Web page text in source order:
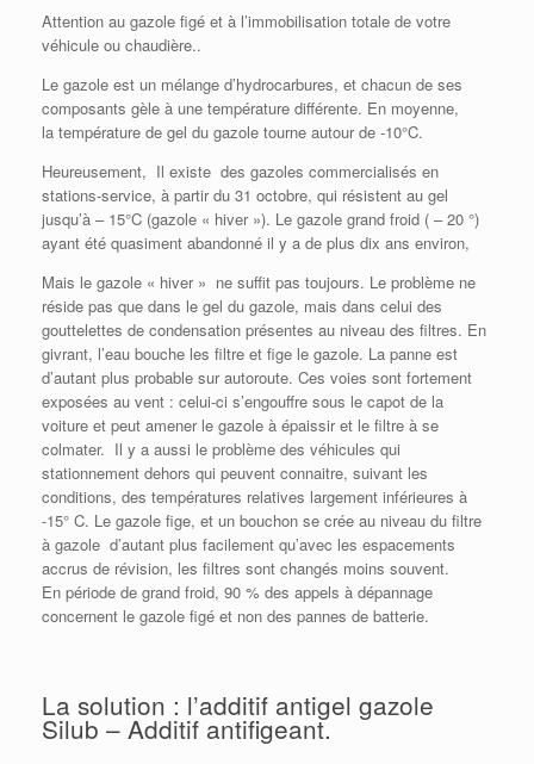
Attention au gazole figé et à l’immobilisation totale de votre
véhicule ou chaudière..
Le gazole est un mélange d’hydrocarbures, et chacun de ses
composants gèle à une température différente. En moyenne,
la température de gel du gazole tourne autour de -10°C.
Heureusement, Il existe des gazoles commercialisés en
stations-service, à partir du 31 octobre, qui résistent au gel
jusqu’à – 15°C (gazole « hiver »). Le gazole grand froid ( – 20 °)
ayant été quasiment abandonné il y a de plus dix ans environ,
Mais le gazole « hiver » ne suffit pas toujours. Le problème ne
réside pas que dans le gel du gazole, mais dans celui des
gouttelettes de condensation présentes au niveau des filtres. En
givrant, l’eau bouche les filtre et fige le gazole. La panne est
d’autant plus probable sur autoroute. Ces voies sont fortement
exposées au vent : celui-ci s’engouffre sous le capot de la
voiture et peut amener le gazole à épaissir et le filtre à se
colmater. Il y a aussi le problème des véhicules qui
stationnement dehors qui peuvent connaitre, suivant les
conditions, des températures relatives largement inférieures à
-15° C. Le gazole fige, et un bouchon se crée au niveau du filtre
à gazole d’autant plus facilement qu’avec les espacements
accrus de révision, les filtres sont changés moins souvent.
En période de grand froid, 90 % des appels à dépannage
concernent le gazole figé et non des pannes de batterie.
La solution : l’additif antigel gazole
Silub – Additif antifigeant.